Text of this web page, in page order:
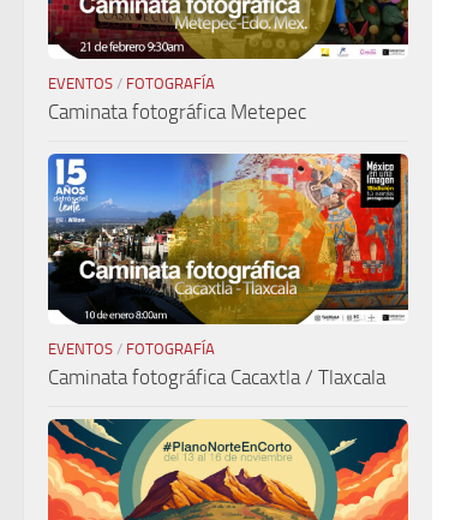
EVENTOS / FOTOGRAFÍA
Caminata fotográfica Metepec
EVENTOS / FOTOGRAFÍA
Caminata fotográfica Cacaxtla / Tlaxcala